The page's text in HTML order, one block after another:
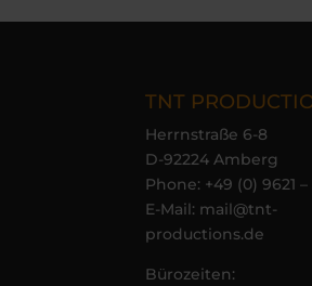
TNT
Herrnstraße 6-8
D-92224 Amberg
Phone: +49 (0) 9621
E-Mail: mail@tnt-
productions.de
Bürozeiten: